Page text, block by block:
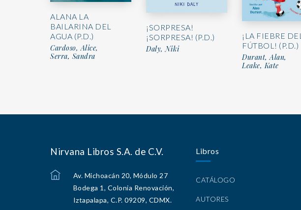
ALANA LA
BAILARINA DEL
AGUA (P.D.)
Cardoso, Alice,
Serra, Sandra
¡SORPRESA!
¡SORPRESA! (P.D.)
Daly, Niki
¡LA FIEBRE DEL
FÚTBOL! (P.D.)
Durant, Alan,
Leake, Kate
Nirvana Libros S.A. de C.V.
Av. Michoacán 20, Módulo 27
Bodega 1, Colonia Renovación,
Iztapalapa, C.P. 09209, CDMX.
Libros
CATÁLOGO
AUTORES